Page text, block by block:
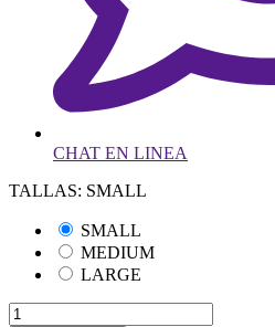
CHAT EN LINEA
TALLAS: SMALL
SMALL
MEDIUM
LARGE